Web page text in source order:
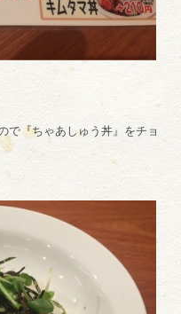
で『ちゃあしゅう丼』をチョ